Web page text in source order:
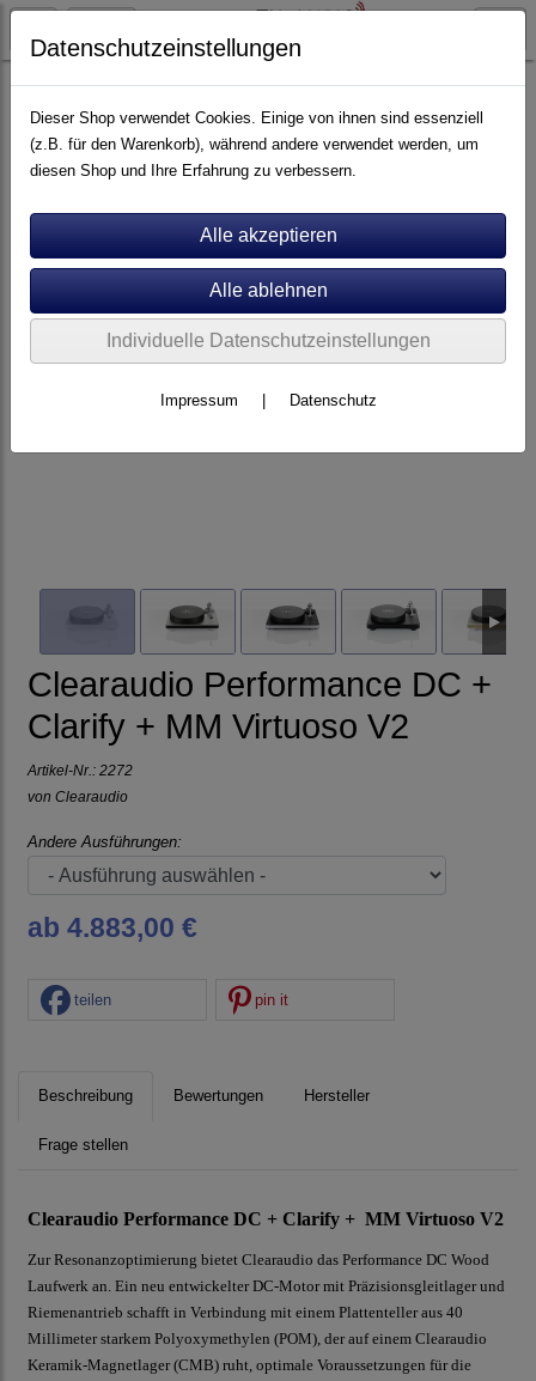
Artikel nach Marken A - E Clearaudio
Clearaudio Performance DC +
Clarify + MM Virtuoso V2
Artikel-Nr.: 2272
von Clearaudio
Andere Ausführungen:
ab 4.883,00 €
teilen pin it
Beschreibung Bewertungen Hersteller
Frage stellen
Clearaudio Performance DC + Clarify + MM Virtuoso V2
Zur Resonanzoptimierung bietet Clearaudio das Performance DC Wood
Laufwerk an. Ein neu entwickelter DC-Motor mit Präzisionsgleitlager und
Riemenantrieb schafft in Verbindung mit einem Plattenteller aus 40
Millimeter starkem Polyoxymethylen (POM), der auf einem Clearaudio
Keramik-Magnetlager (CMB) ruht, optimale Voraussetzungen für die
Datenschutzeinstellungen
Dieser Shop verwendet Cookies. Einige von ihnen sind essenziell
(z.B. für den Warenkorb), während andere verwendet werden, um
diesen Shop und Ihre Erfahrung zu verbessern.
Individuelle Datenschutzeinstellungen
Impressum Datenschutz